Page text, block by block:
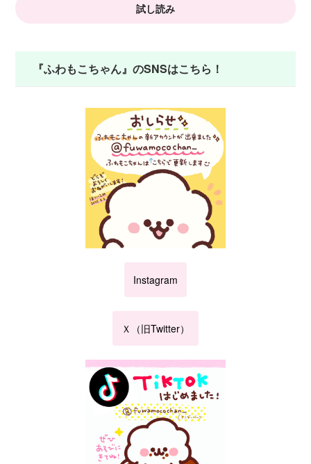
試し読み
『ふわもこちゃん』のSNSはこちら！
Instagram
Ｘ（旧Twitter）